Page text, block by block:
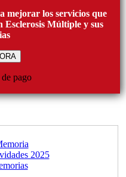
mejorar los servicios que
Esclerosis Múltiple y sus
2025